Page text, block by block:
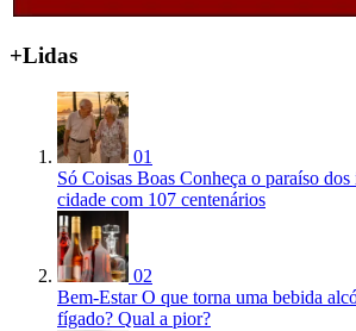
+Lidas
01
Só Coisas Boas Conheça o paraíso
cidade com 107 centenários
02
Bem-Estar O que torna uma bebida
fígado? Qual a pior?